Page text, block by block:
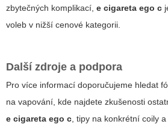
zbytečných komplikací, e cigareta ego c
voleb v nižší cenové kategorii.
Další zdroje a podpora
Pro více informací doporučujeme hledat
na vapování, kde najdete zkušenosti
e cigareta ego c , tipy na konkrétní coily